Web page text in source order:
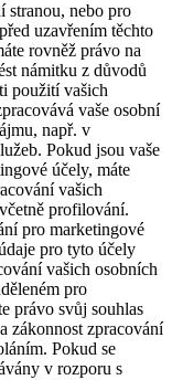
stranou, nebo pro
uzavřením těchto
rovněž právo na
námitku z důvodů
použití vašich
vaše osobní
např. v
Pokud jsou vaše
účely, máte
vašich
profilování.
pro marketingové
pro tyto účely
vašich osobních
pro
právo svůj souhlas
zákonnost zpracování
Pokud se
v rozporu s